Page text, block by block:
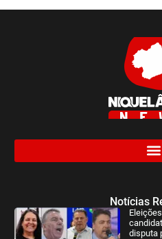
Notícias
disputa